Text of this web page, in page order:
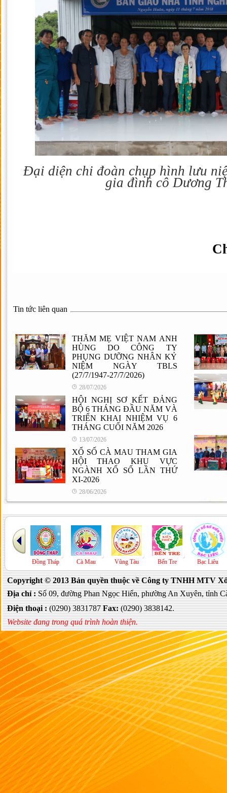
Đại diện chi đoàn chụp hình lưu
gia đình cô Dương
Tin tức liên quan
THĂM MẸ VIỆT NAM ANH
HÙNG DO CÔNG TY
PHỤNG DƯỠNG NHÂN KỶ
NIỆM NGÀY TBLS
(27/7/1947-27/7/2026)
28/07/2026
HỘI NGHỊ SƠ KẾT ĐẢNG
BỘ 6 THÁNG ĐẦU NĂM VÀ
TRIỂN KHAI NHIỆM VỤ 6
THÁNG CUỐI NĂM 2026
13/07/2026
XỔ SỐ CÀ MAU THAM GIA
HỘI THAO KHU VỰC
NGÀNH XỔ SỐ LẦN THỨ
XI-2026
28/06/2026
Cà Mau Vũng Tàu Bến Tre Bạc Liêu Đồng Nai
Copyright © 2013 Bản quyền thuộc về Công ty TNHH MTV
Địa chỉ : Số 09, đường Phan Ngọc Hiển, phường An Xuyên, tỉnh
Điện thoại : (0290) 3831787 Fax: (0290) 3838142.
Website đang trong quá trình hoàn thiện.